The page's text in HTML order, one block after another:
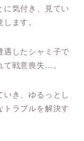
に気付き、見てい
ます。
遇したシャミ子で
て戦意喪失…。
いき、ゆるっとし
トラブルを解決す